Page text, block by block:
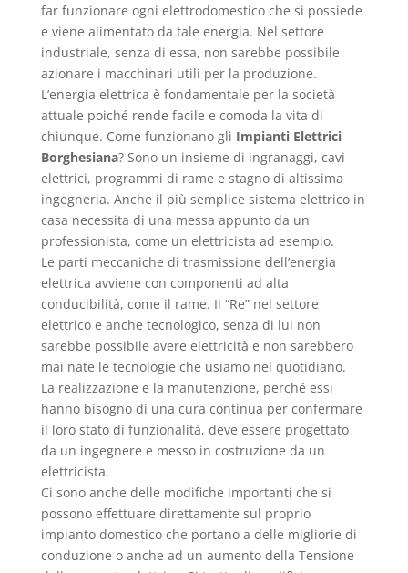
far funzionare ogni elettrodomestico che si possiede
e viene alimentato da tale energia. Nel settore
industriale, senza di essa, non sarebbe possibile
azionare i macchinari utili per la produzione.
L’energia elettrica è fondamentale per la società
attuale poiché rende facile e comoda la vita di
chiunque. Come funzionano gli Impianti Elettrici
Borghesiana? Sono un insieme di ingranaggi, cavi
elettrici, programmi di rame e stagno di altissima
ingegneria. Anche il più semplice sistema elettrico in
casa necessita di una messa appunto da un
professionista, come un elettricista ad esempio.
Le parti meccaniche di trasmissione dell’energia
elettrica avviene con componenti ad alta
conducibilità, come il rame. Il “Re” nel settore
elettrico e anche tecnologico, senza di lui non
sarebbe possibile avere elettricità e non sarebbero
mai nate le tecnologie che usiamo nel quotidiano.
La realizzazione e la manutenzione, perché essi
hanno bisogno di una cura continua per confermare
il loro stato di funzionalità, deve essere progettato
da un ingegnere e messo in costruzione da un
elettricista.
Ci sono anche delle modifiche importanti che si
possono effettuare direttamente sul proprio
impianto domestico che portano a delle migliorie di
conduzione o anche ad un aumento della Tensione